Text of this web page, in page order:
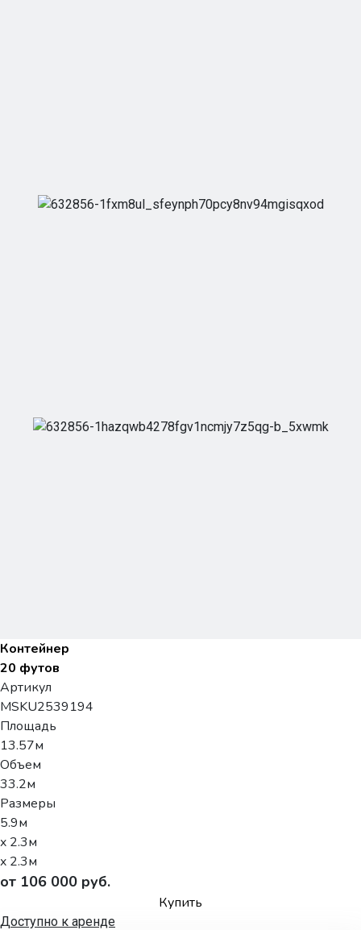
Контейнер
20 футов
Артикул
MSKU2539194
Площадь
13.57м
Объем
33.2м
Размеры
5.9м
x 2.3м
x 2.3м
от 106 000 руб.
Купить
Доступно к аренде